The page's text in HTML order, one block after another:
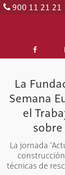
900 11 21 21
La
Semana
el
sobre
La jornada
técnicas de